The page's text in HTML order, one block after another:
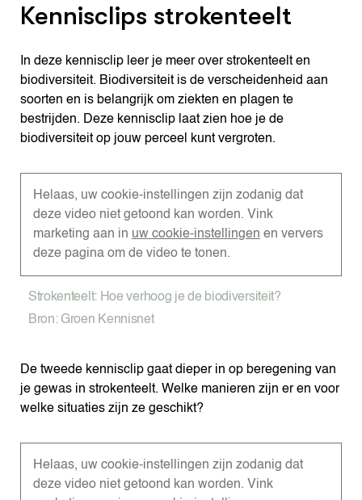
Kennisclips strokenteelt
In deze kennisclip leer je meer over strokenteelt en
biodiversiteit. Biodiversiteit is de verscheidenheid aan
soorten en is belangrijk om ziekten en plagen te
bestrijden. Deze kennisclip laat zien hoe je de
biodiversiteit op jouw perceel kunt vergroten.
Helaas, uw cookie-instellingen zijn zodanig dat
deze video niet getoond kan worden. Vink
marketing aan in uw cookie-instellingen en ververs
deze pagina om de video te tonen.
Strokenteelt: Hoe verhoog je de biodiversiteit?
Bron: Groen Kennisnet
De tweede kennisclip gaat dieper in op beregening van
je gewas in strokenteelt. Welke manieren zijn er en voor
welke situaties zijn ze geschikt?
Helaas, uw cookie-instellingen zijn zodanig dat
deze video niet getoond kan worden. Vink